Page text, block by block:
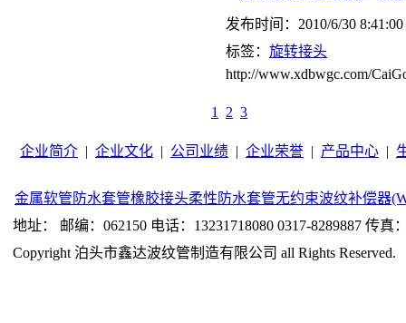
发布时间：2010/6/30 8:41:00
标签： 旋转接头
http://www.xdbwgc.com/
1 2 3
企业简介 | 企业文化 | 公司业绩 | 企业荣誉 | 产品中心 |
金属软管 防水套管橡胶接头柔性防水套管无约束波纹补偿器
地址： 邮编：062150 电话：13231718080 0317-8289887 传真
Copyright 泊头市鑫达波纹管制造有限公司 all Rights Reserved.